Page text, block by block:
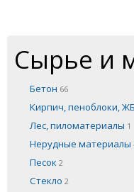
Сырье и
Бетон 66
Кирпич, пеноблоки,
Лес, пиломатериалы 1
Нерудные материалы
Песок 2
Стекло 2